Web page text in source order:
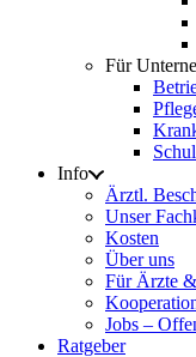
Für
Info
Ärztl.
Unser
Kosten
Über uns
Für Ärzte
Jobs –
Ratgeber